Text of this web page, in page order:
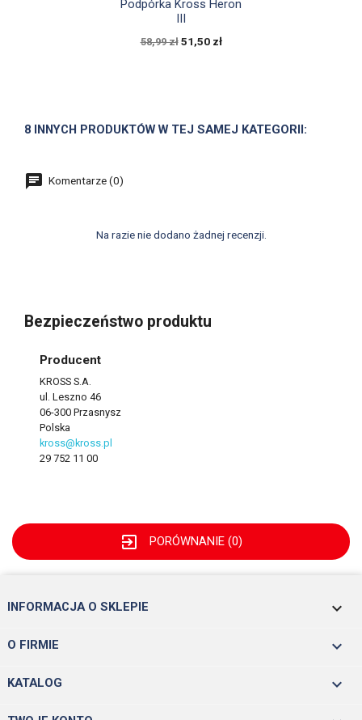
Podpórka Kross Heron
III
58,99 zł 51,50 zł
8 INNYCH PRODUKTÓW W TEJ SAMEJ KATEGORII:
Komentarze (0)
Na razie nie dodano żadnej recenzji.
Bezpieczeństwo produktu
Producent
KROSS S.A.
ul. Leszno 46
06-300 Przasnysz
Polska
kross@kross.pl
29 752 11 00
exit_to_app PORÓWNANIE (0)
INFORMACJA O SKLEPIE keyboard_arrow_down
O FIRMIE 
KATALOG 